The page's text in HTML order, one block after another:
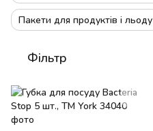
Пакети для продуктів і льоду
Фільтр